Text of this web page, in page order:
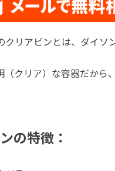
クリアビンとは、ダイ
（クリア）な容器だから
の特徴：